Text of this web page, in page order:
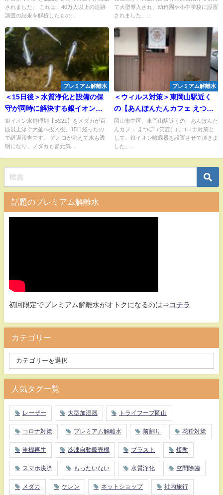
されました。 これは、40万人以上の追跡
調査の結果を解析したもの...
て大型導入され、幼稚園や小中学校に設置
されました。...
プレミアム解離水
＜15日後＞水質浄化と設備の保
守が同時に解決する銀イオン水
処理剤【BS21】を、メダカが泳
ぐ大釜へ投入！アオコは消える
のか！？
銀イオン水処理剤【BS21】をメダカが百
匹以上泳ぐ大釜へ投入後、15日経ったの
で経過報告です。 アオコが消えて水も透
明になり、メダカも皆元気...
プレミアム解離水
＜ウィルス対策＞東岡山駅近く
の【あんぽんたんカフェ えつぼ
(笑壺)】さんに銀イオン噴霧器の
デモ機を設置させて頂きました
岡山市中区、東岡山駅近くの、あんぽんた
んカフェ えつぼ（笑壺）にコロナ対策と
して、銀イオン噴霧器を設置させて頂きま
した。...
話題のプレミアム解離水
初回限定でプレミアム解離水がオトクになるのは⇒ コチラ
カテゴリー
人気タグ一覧
レーザー 大型加湿器 トライフープ岡山
コロナ対策 プレミアム解離水 前割り 花粉対策
重機再生 冷凍自動販売機 ブラスト 焼酎
スマホ決済 もったいない 水質浄化 空間除菌
メダカ ケレン ネットショップ 社内旅行